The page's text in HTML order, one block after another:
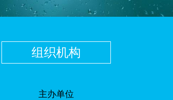
组织机构
主办单位